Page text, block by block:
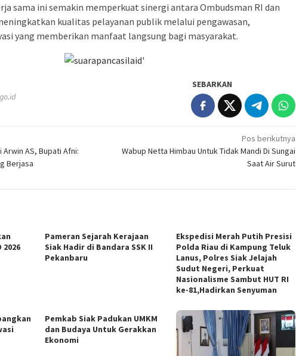
sama ini semakin memperkuat sinergi antara Ombudsman RI dan
kualitas pelayanan publik melalui pengawasan,
yang memberikan manfaat langsung bagi masyarakat.
SEBARKAN
Arwin AS, Bupati Afni:
Berjasa
Pos berikutnya
Wabup Netta Himbau Untuk Tidak Mandi Di Sungai
Saat Air Surut
2026
Pameran Sejarah Kerajaan
Siak Hadir di Bandara SSK II
Pekanbaru
Ekspedisi Merah Putih Presisi
Polda Riau di Kampung Teluk
Lanus, Polres Siak Jelajah
Sudut Negeri, Perkuat
Nasionalisme Sambut HUT RI
ke-81,Hadirkan Senyuman
Pemkab Siak Padukan UMKM
dan Budaya Untuk Gerakkan
Ekonomi